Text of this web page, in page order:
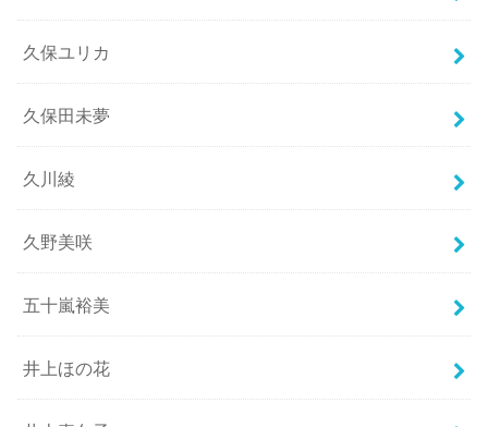
久保ユリカ
久保田未夢
久川綾
久野美咲
五十嵐裕美
井上ほの花